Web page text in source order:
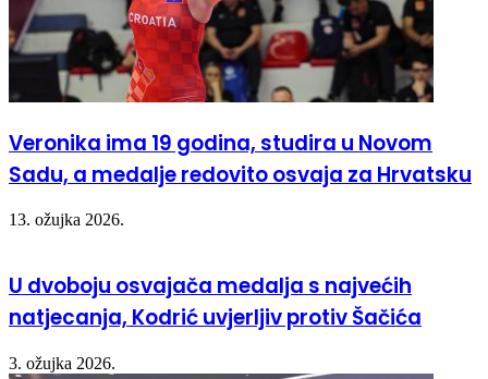
Veronika ima 19 godina, studira u Novom
Sadu, a medalje redovito osvaja za Hrvatsku
13. ožujka 2026.
U dvoboju osvajača medalja s najvećih
natjecanja, Kodrić uvjerljiv protiv Šačića
3. ožujka 2026.